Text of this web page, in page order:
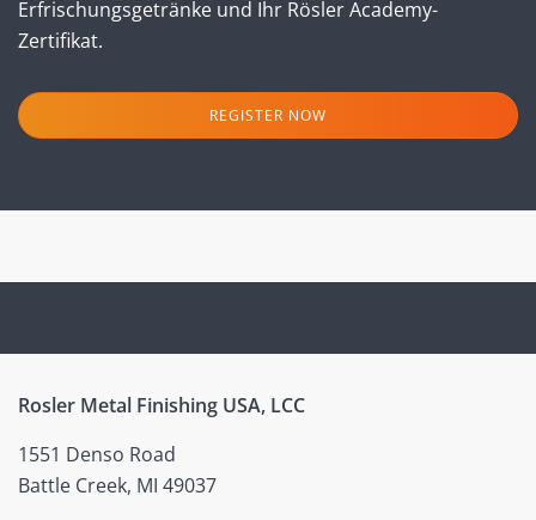
Erfrischungsgetränke und Ihr Rösler Academy-
Zertifikat.
Rosler Metal Finishing USA, LCC
1551 Denso Road
Battle Creek, MI 49037